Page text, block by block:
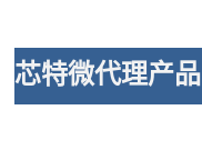
芯特微代理产品